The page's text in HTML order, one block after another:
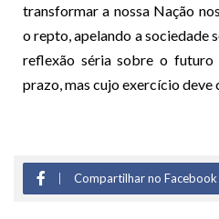
transformar a nossa Nação
o repto, apelando a sociedade
reflexão séria sobre o
prazo, mas cujo exercício deve
Compartilhar no Facebook